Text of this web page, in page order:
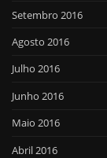
Setembro 2016
Agosto 2016
Julho 2016
Junho 2016
Maio 2016
Abril 2016